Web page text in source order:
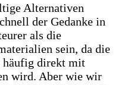
Alternativen
der Gedanke in
als die
sein, da die
häufig direkt mit
wird. Aber wie wir